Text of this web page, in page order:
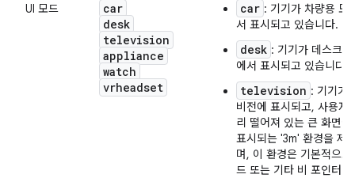
UI 모드
car
desk
television
appliance
watch
vrheadset
car : 기기가 차량용 도
서 표시되고 있습니다.
desk : 기기가 데스크
에서 표시되고 있습니다.
television : 기기가
비전에 표시되고, 사용자
리 떨어져 있는 큰 화면에
표시되는 '3m' 환경을 제
며, 이 환경은 기본적으
드 또는 기타 비 포인터